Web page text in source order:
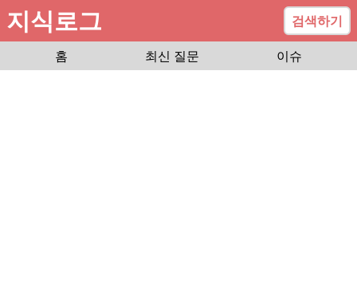
지식로그
검색하기
홈
최신 질문 이슈